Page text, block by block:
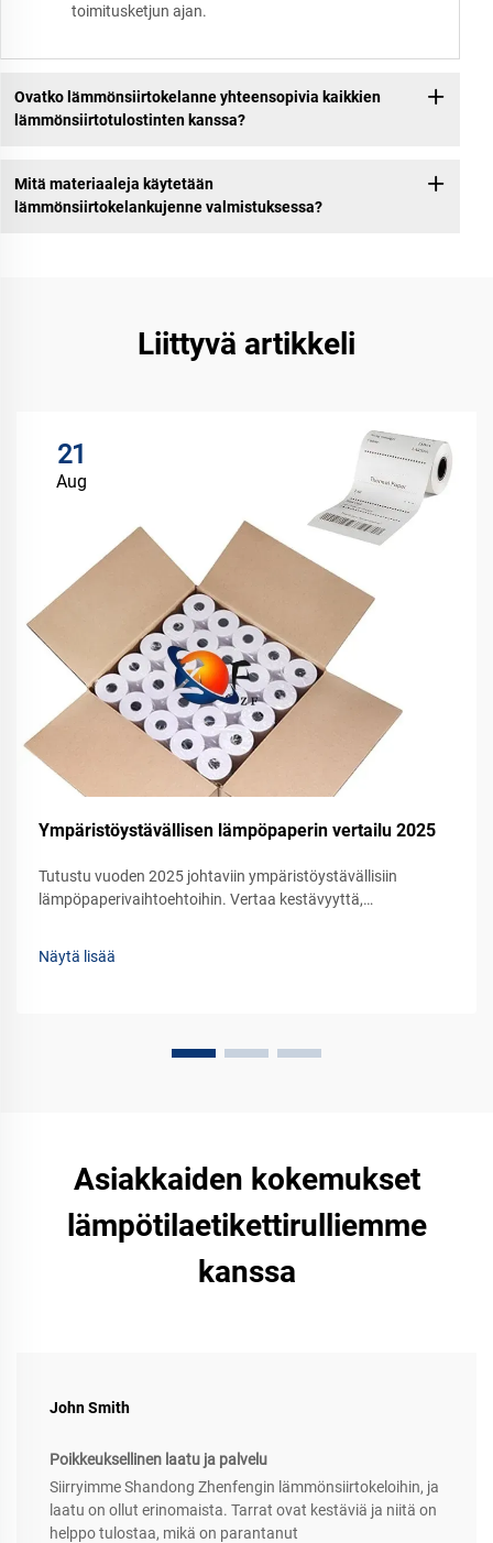
toimitusketjun ajan.
Ovatko lämmönsiirtokelanne yhteensopivia kaikkien
lämmönsiirtotulostinten kanssa?
Mitä materiaaleja käytetään
lämmönsiirtokelankujenne valmistuksessa?
Liittyvä artikkeli
21
Aug
Ympäristöystävällisen lämpöpaperin vertailu 2025
Tutustu vuoden 2025 johtaviin ympäristöystävällisiin
lämpöpaperivaihtoehtoihin. Vertaa kestävyyttä,
Näytä lisää
Asiakkaiden kokemukset
lämpötilaetikettirulliemme
kanssa
John Smith
Poikkeuksellinen laatu ja palvelu
Siirryimme Shandong Zhenfengin lämmönsiirtokeloihin, ja
laatu on ollut erinomaista. Tarrat ovat kestäviä ja niitä on
helppo tulostaa, mikä on parantanut